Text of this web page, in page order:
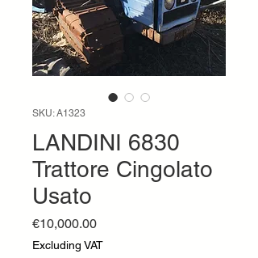
SKU: A1323
LANDINI 6830
Trattore Cingolato
Usato
€10,000.00Price
Excluding VAT